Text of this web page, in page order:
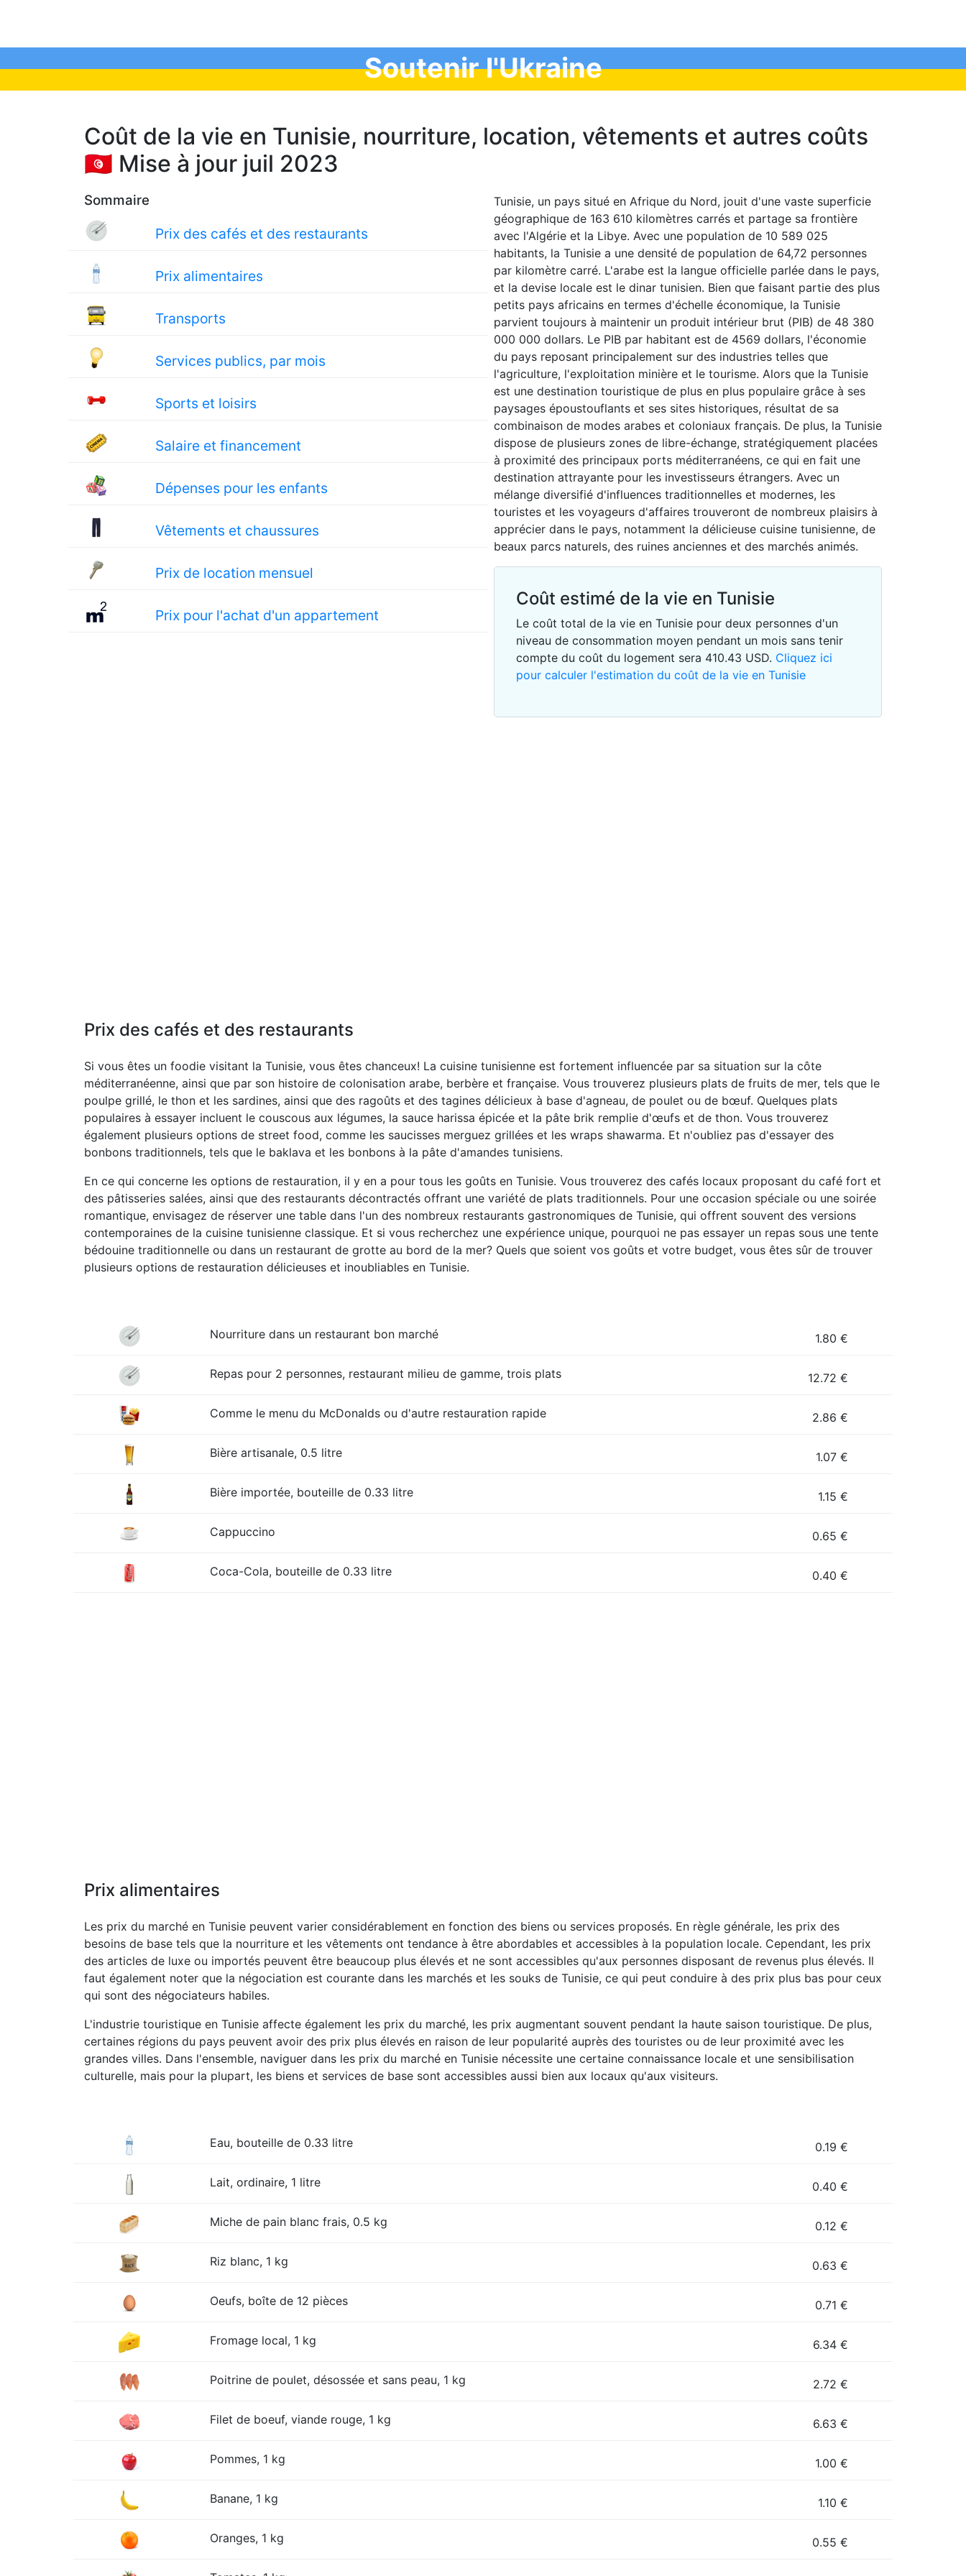
Soutenir l'Ukraine
Coût de la vie en Tunisie, nourriture, location, vêtements et autres coûts
🇹🇳 Mise à jour juil 2023
Sommaire
Prix des cafés et des restaurants
Prix alimentaires
Transports
Services publics, par mois
Sports et loisirs
Salaire et financement
Dépenses pour les enfants
Vêtements et chaussures
Prix de location mensuel
Prix pour l'achat d'un appartement
Tunisie, un pays situé en Afrique du Nord, jouit d'une vaste superficie
géographique de 163 610 kilomètres carrés et partage sa frontière
avec l'Algérie et la Libye. Avec une population de 10 589 025
habitants, la Tunisie a une densité de population de 64,72 personnes
par kilomètre carré. L'arabe est la langue officielle parlée dans le pays,
et la devise locale est le dinar tunisien. Bien que faisant partie des plus
petits pays africains en termes d'échelle économique, la Tunisie
parvient toujours à maintenir un produit intérieur brut (PIB) de 48 380
000 000 dollars. Le PIB par habitant est de 4569 dollars, l'économie
du pays reposant principalement sur des industries telles que
l'agriculture, l'exploitation minière et le tourisme. Alors que la Tunisie
est une destination touristique de plus en plus populaire grâce à ses
paysages époustouflants et ses sites historiques, résultat de sa
combinaison de modes arabes et coloniaux français. De plus, la Tunisie
dispose de plusieurs zones de libre-échange, stratégiquement placées
à proximité des principaux ports méditerranéens, ce qui en fait une
destination attrayante pour les investisseurs étrangers. Avec un
mélange diversifié d'influences traditionnelles et modernes, les
touristes et les voyageurs d'affaires trouveront de nombreux plaisirs à
apprécier dans le pays, notamment la délicieuse cuisine tunisienne, de
beaux parcs naturels, des ruines anciennes et des marchés animés.
Coût estimé de la vie en Tunisie
Le coût total de la vie en Tunisie pour deux personnes d'un
niveau de consommation moyen pendant un mois sans tenir
compte du coût du logement sera 410.43 USD. Cliquez ici
pour calculer l'estimation du coût de la vie en Tunisie
Prix des cafés et des restaurants
Si vous êtes un foodie visitant la Tunisie, vous êtes chanceux! La cuisine tunisienne est fortement influencée par sa situation sur la côte
méditerranéenne, ainsi que par son histoire de colonisation arabe, berbère et française. Vous trouverez plusieurs plats de fruits de mer, tels que le
poulpe grillé, le thon et les sardines, ainsi que des ragoûts et des tagines délicieux à base d'agneau, de poulet ou de bœuf. Quelques plats
populaires à essayer incluent le couscous aux légumes, la sauce harissa épicée et la pâte brik remplie d'œufs et de thon. Vous trouverez
également plusieurs options de street food, comme les saucisses merguez grillées et les wraps shawarma. Et n'oubliez pas d'essayer des
bonbons traditionnels, tels que le baklava et les bonbons à la pâte d'amandes tunisiens.
En ce qui concerne les options de restauration, il y en a pour tous les goûts en Tunisie. Vous trouverez des cafés locaux proposant du café fort et
des pâtisseries salées, ainsi que des restaurants décontractés offrant une variété de plats traditionnels. Pour une occasion spéciale ou une soirée
romantique, envisagez de réserver une table dans l'un des nombreux restaurants gastronomiques de Tunisie, qui offrent souvent des versions
contemporaines de la cuisine tunisienne classique. Et si vous recherchez une expérience unique, pourquoi ne pas essayer un repas sous une tente
bédouine traditionnelle ou dans un restaurant de grotte au bord de la mer? Quels que soient vos goûts et votre budget, vous êtes sûr de trouver
plusieurs options de restauration délicieuses et inoubliables en Tunisie.
Nourriture dans un restaurant bon marché 1.80 €
Repas pour 2 personnes, restaurant milieu de gamme, trois plats 12.72 €
Comme le menu du McDonalds ou d'autre restauration rapide 2.86 €
Bière artisanale, 0.5 litre 1.07 €
Bière importée, bouteille de 0.33 litre 1.15 €
Cappuccino 0.65 €
Coca-Cola, bouteille de 0.33 litre 0.40 €
Prix alimentaires
Les prix du marché en Tunisie peuvent varier considérablement en fonction des biens ou services proposés. En règle générale, les prix des
besoins de base tels que la nourriture et les vêtements ont tendance à être abordables et accessibles à la population locale. Cependant, les prix
des articles de luxe ou importés peuvent être beaucoup plus élevés et ne sont accessibles qu'aux personnes disposant de revenus plus élevés. Il
faut également noter que la négociation est courante dans les marchés et les souks de Tunisie, ce qui peut conduire à des prix plus bas pour ceux
qui sont des négociateurs habiles.
L'industrie touristique en Tunisie affecte également les prix du marché, les prix augmentant souvent pendant la haute saison touristique. De plus,
certaines régions du pays peuvent avoir des prix plus élevés en raison de leur popularité auprès des touristes ou de leur proximité avec les
grandes villes. Dans l'ensemble, naviguer dans les prix du marché en Tunisie nécessite une certaine connaissance locale et une sensibilisation
culturelle, mais pour la plupart, les biens et services de base sont accessibles aussi bien aux locaux qu'aux visiteurs.
Eau, bouteille de 0.33 litre 0.19 €
Lait, ordinaire, 1 litre 0.40 €
Miche de pain blanc frais, 0.5 kg 0.12 €
Riz blanc, 1 kg 0.63 €
Oeufs, boîte de 12 pièces 0.71 €
Fromage local, 1 kg 6.34 €
Poitrine de poulet, désossée et sans peau, 1 kg 2.72 €
Filet de boeuf, viande rouge, 1 kg 6.63 €
Pommes, 1 kg 1.00 €
Banane, 1 kg 1.10 €
Oranges, 1 kg 0.55 €